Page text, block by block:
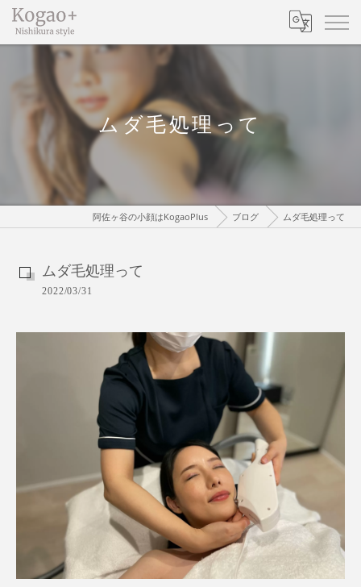
ムダ毛処理って
阿佐ヶ谷の小顔はKogaoPlus ブログ ムダ毛処理って
ムダ毛処理って
2022/03/31